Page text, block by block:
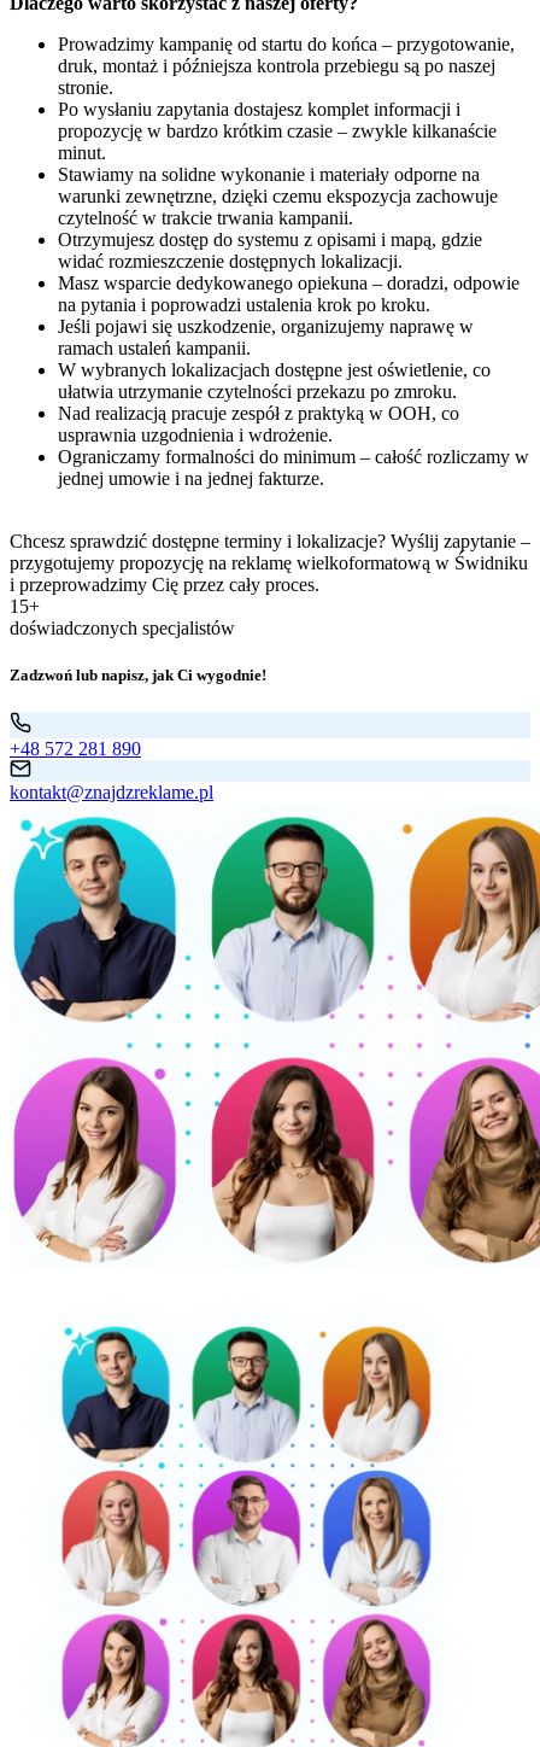
Prowadzimy kampanię od startu do końca – przygotowanie,
druk, montaż i późniejsza kontrola przebiegu są po naszej
stronie.
Po wysłaniu zapytania dostajesz komplet informacji i
propozycję w bardzo krótkim czasie – zwykle kilkanaście
minut.
Stawiamy na solidne wykonanie i materiały odporne na
warunki zewnętrzne, dzięki czemu ekspozycja zachowuje
czytelność w trakcie trwania kampanii.
Otrzymujesz dostęp do systemu z opisami i mapą, gdzie
widać rozmieszczenie dostępnych lokalizacji.
Masz wsparcie dedykowanego opiekuna – doradzi, odpowie
na pytania i poprowadzi ustalenia krok po kroku.
Jeśli pojawi się uszkodzenie, organizujemy naprawę w
ramach ustaleń kampanii.
W wybranych lokalizacjach dostępne jest oświetlenie, co
ułatwia utrzymanie czytelności przekazu po zmroku.
Nad realizacją pracuje zespół z praktyką w OOH, co
usprawnia uzgodnienia i wdrożenie.
Ograniczamy formalności do minimum – całość rozliczamy w
jednej umowie i na jednej fakturze.
Chcesz sprawdzić dostępne terminy i lokalizacje? Wyślij zapytanie –
przygotujemy propozycję na reklamę wielkoformatową w Świdniku
i przeprowadzimy Cię przez cały proces.
15+
doświadczonych specjalistów
Zadzwoń lub napisz, jak Ci wygodnie!
+48 572 281 890
kontakt@znajdzreklame.pl